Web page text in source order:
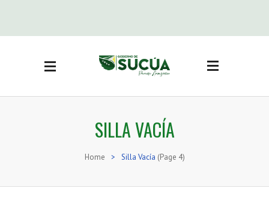
Actas Sesión concejo
inmuebles
SILLA VACÍA
Home > Silla Vacía (Page 4)